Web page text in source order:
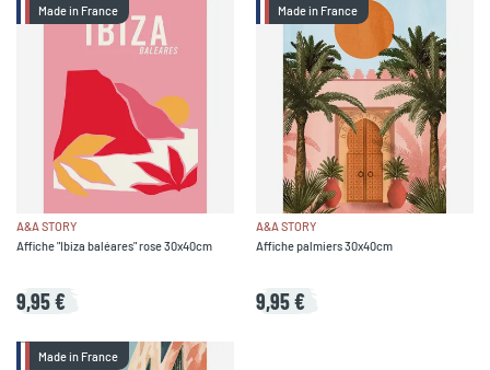
Made in France
A&A STORY
Affiche "Ibiza baléares" rose 30x40cm
9,95 €
Made in France
A&A STORY
Affiche palmiers 30x40cm
9,95 €
Made in France